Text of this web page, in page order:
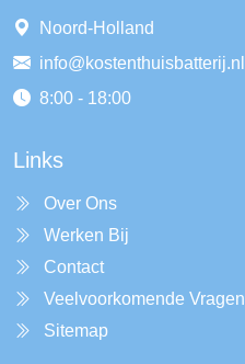
Noord-Holland
info@kostenthuisbatterij.nl
8:00 - 18:00
Links
Over Ons
Werken Bij
Contact
Veelvoorkomende Vragen
Sitemap